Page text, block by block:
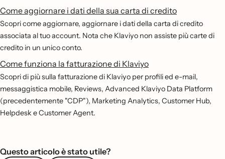
Come aggiornare i dati della sua carta di credito
Scopri come aggiornare, aggiornare i dati della carta di credito
associata al tuo account. Nota che Klaviyo non assiste più carte di
credito in un unico conto.
Come funziona la fatturazione di Klaviyo
Scopri di più sulla fatturazione di Klaviyo per profili ed e-mail,
messaggistica mobile, Reviews, Advanced Klaviyo Data Platform
(precedentemente "CDP"), Marketing Analytics, Customer Hub,
Helpdesk e Customer Agent.
Questo articolo è stato utile?